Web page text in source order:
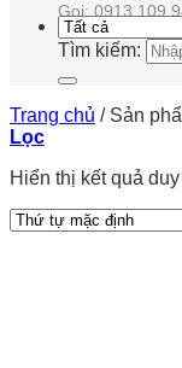
Gọi: 0913 109
Tìm kiếm:
Trang chủ /Sản
Lọc
Hiển thị kết quả